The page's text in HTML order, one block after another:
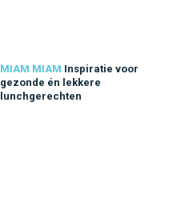
MIAM MIAM Inspiratie voor
gezonde én lekkere
lunchgerechten
lunchgerechten